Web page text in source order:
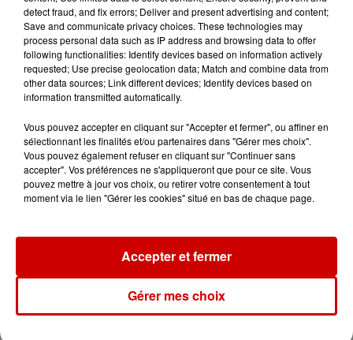
Le Duel - Gagnez votre balade
en jet ski !
Podcasts Voir plus
Kelly Massol, figure
l'entrepreneuriat féminin
Aménager un school bus au
detect fraud, and fix errors; Deliver and present advertising and content;
Save and communicate privacy choices. These technologies may
process personal data such as IP address and browsing data to offer
following functionalities: Identify devices based on information actively
requested; Use precise geolocation data; Match and combine data from
other data sources; Link different devices; Identify devices based on
information transmitted automatically.
Vous pouvez accepter en cliquant sur "Accepter et fermer", ou affiner en
sélectionnant les finalités et/ou partenaires dans "Gérer mes choix".
Vous pouvez également refuser en cliquant sur "Continuer sans
accepter". Vos préférences ne s'appliqueront que pour ce site. Vous
pouvez mettre à jour vos choix, ou retirer votre consentement à tout
moment via le lien "Gérer les cookies" situé en bas de chaque page.
Gérer mes choix
Accepter et fermer